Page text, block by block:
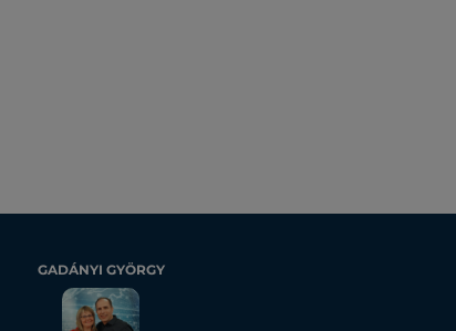
GADÁNYI GYÖRGY